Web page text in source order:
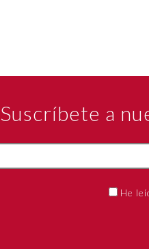
Suscríbete a
He